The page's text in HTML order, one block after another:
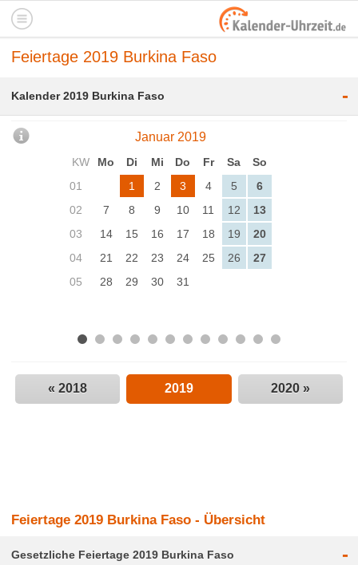
Feiertage 2019 Burkina Faso
Kalender 2019 Burkina Faso -
Januar 2019
KW Mo Di Mi Do Fr Sa
So
01
1 2 3 4 5
6
02
7 8 9 10 11 12
13
03
14 15 16 17 18 19
20
04
21 22 23 24 25 26
27
05
28 29 30 31
« 2018 2019 2020 »
Feiertage 2019 Burkina Faso - Übersicht
Gesetzliche Feiertage 2019 Burkina Faso -